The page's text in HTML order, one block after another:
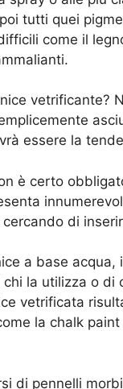
tutti quei
come il
vetrificante?
essere la
è certo
di
a base
la utilizza o di
vetrificata
la chalk
di pennelli